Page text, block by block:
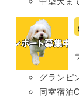
グランピ
同室宿泊